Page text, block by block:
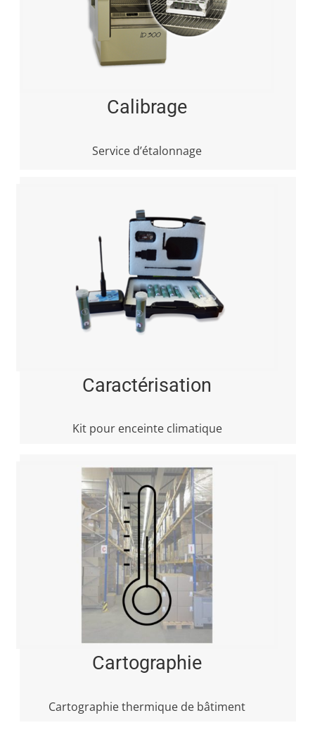
Calibrage
Service d’étalonnage
Caractérisation
Kit pour enceinte climatique
Cartographie
Cartographie thermique de bâtiment